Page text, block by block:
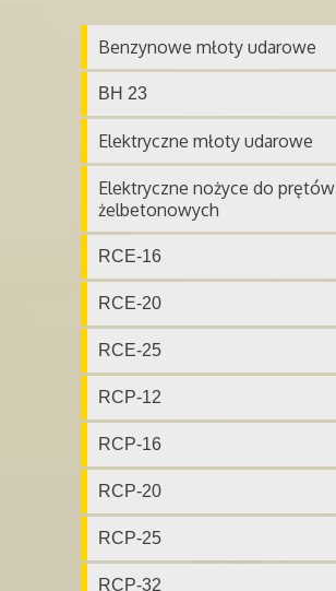
Benzynowe młoty udarowe
BH 23
Elektryczne młoty udarowe
Elektryczne nożyce do prętów
żelbetonowych
RCE-16
RCE-20
RCE-25
RCP-12
RCP-16
RCP-20
RCP-25
RCP-32